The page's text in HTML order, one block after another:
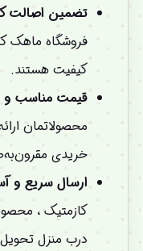
تضمین اصالت
فروشگاه ماهک
کیفیت هستند.
قیمت مناسب و
محصولاتمان
خریدی
ارسال سریع و
کازمتیک ،
درب منزل